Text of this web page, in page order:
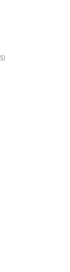
Dominican Republic (USD $)